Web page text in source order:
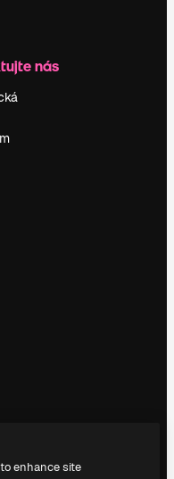
nás
enhance site